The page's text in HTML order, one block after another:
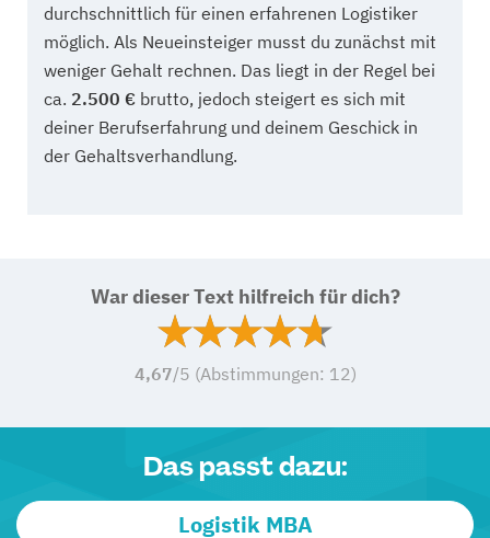
durchschnittlich für einen erfahrenen Logistiker
möglich. Als Neueinsteiger musst du zunächst mit
weniger Gehalt rechnen. Das liegt in der Regel bei
ca. 2.500 € brutto, jedoch steigert es sich mit
deiner Berufserfahrung und deinem Geschick in
der Gehaltsverhandlung.
War dieser Text hilfreich für dich?
4,67/5 (Abstimmungen: 12)
Das passt dazu:
Logistik MBA